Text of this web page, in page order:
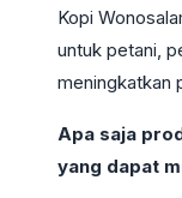
Kopi
untuk petani,
meningkatkan
Apa saja
yang dapat